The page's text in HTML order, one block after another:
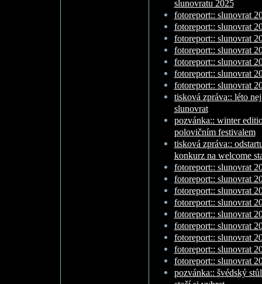
slunovratu 2025
fotoreport:: slunovrat
fotoreport:: slunovrat
fotoreport:: slunovrat
fotoreport:: slunovrat
fotoreport:: slunovrat
fotoreport:: slunovrat
fotoreport:: slunovrat
tisková zpráva:: léto
slunovrat
pozvánka:: winter
polovičním festivalem
tisková zpráva::
konkurz na welcome
fotoreport:: slunovrat
fotoreport:: slunovrat
fotoreport:: slunovrat
fotoreport:: slunovrat
fotoreport:: slunovrat
fotoreport:: slunovrat
fotoreport:: slunovrat
fotoreport:: slunovrat
fotoreport:: slunovrat
pozvánka:: švédský